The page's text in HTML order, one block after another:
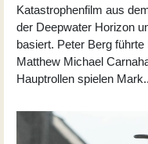
Katastrophenfilm aus
der Deepwater Horizon
basiert. Peter Berg
Matthew Michael
Hauptrollen spielen Mark